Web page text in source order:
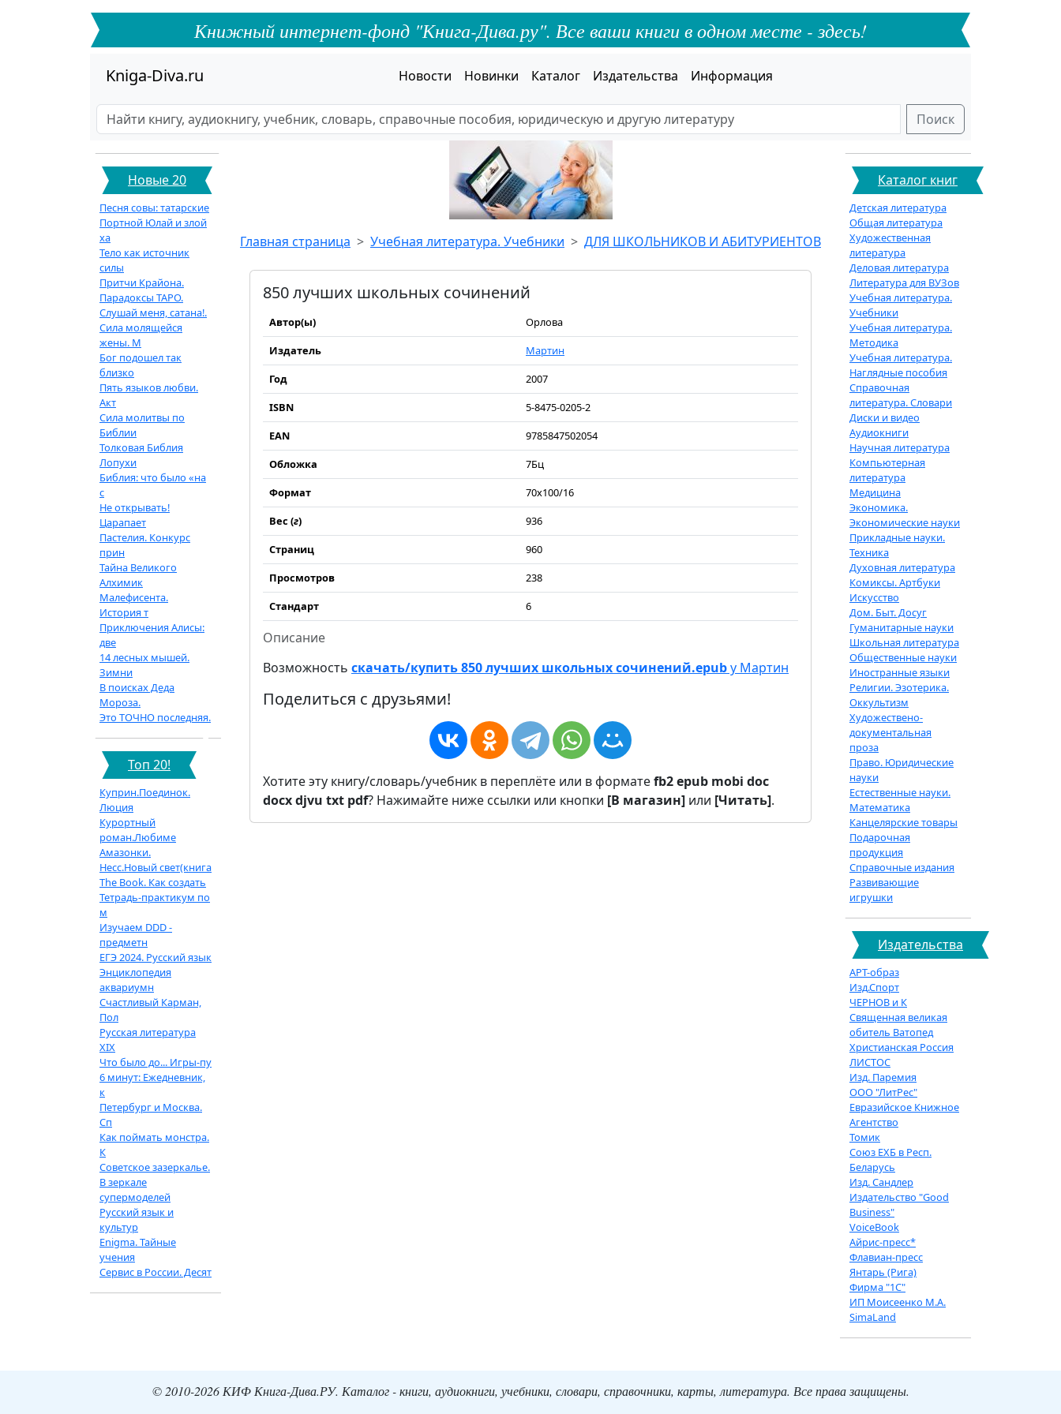
Книжный интернет-фонд "Книга-Дива.ру". Все ваши книги в одном месте - здесь!
Kniga-Diva.ru Новости Новинки Каталог Издательства Информация
Поиск
Новые 20
Песня совы: татарские
Портной Юлай и злой
ха
Тело как источник
силы
Притчи Крайона.
Парадоксы ТАРО.
Слушай меня, сатана!.
Сила молящейся
жены. М
Бог подошел так
близко
Пять языков любви.
Акт
Сила молитвы по
Библии
Толковая Библия
Лопухи
Библия: что было «на
с
Не открывать!
Царапает
Пастелия. Конкурс
прин
Тайна Великого
Алхимик
Малефисента.
История т
Приключения Алисы:
две
14 лесных мышей.
Зимни
В поисках Деда
Мороза.
Это ТОЧНО последняя.
Топ 20!
Куприн.Поединок.
Люция
Курортный
роман.Любиме
Амазонки.
Несс.Новый свет(книга
The Book. Как создать
Тетрадь-практикум по
м
Изучаем DDD -
предметн
ЕГЭ 2024. Русский язык
Энциклопедия
аквариумн
Счастливый Карман,
Пол
Русская литература
XIX
Что было до... Игры-пу
6 минут: Ежедневник,
к
Петербург и Москва.
Сп
Как поймать монстра.
К
Советское зазеркалье.
В зеркале
супермоделей
Русский язык и
культур
Enigma. Тайные
учения
Сервис в России. Десят
Главная страница Учебная литература. Учебники ДЛЯ ШКОЛЬНИКОВ И АБИТУРИЕНТОВ
850 лучших школьных сочинений
Автор(ы)
Орлова
Издатель
Мартин
Год
2007
ISBN
5-8475-0205-2
EAN
9785847502054
Обложка
7Бц
Формат
70х100/16
Вес (г)
936
Страниц
960
Просмотров
238
Стандарт
6
Описание
Возможность скачать/купить 850 лучших школьных сочинений.epubу Мартин
Поделиться с друзьями!
Хотите эту книгу/словарь/учебник в переплёте или в форматеfb2epub mobi doc
docxdjvu txt pdf? Нажимайте ниже ссылки или кнопки [В магазин] или [Читать].
Каталог книг
Детская литература
Общая литература
Художественная
литература
Деловая литература
Литература для ВУЗов
Учебная литература.
Учебники
Учебная литература.
Методика
Учебная литература.
Наглядные пособия
Справочная
литература. Словари
Диски и видео
Аудиокниги
Научная литература
Компьютерная
литература
Медицина
Экономика.
Экономические науки
Прикладные науки.
Техника
Духовная литература
Комиксы. Артбуки
Искусство
Дом. Быт. Досуг
Гуманитарные науки
Школьная литература
Общественные науки
Иностранные языки
Религии. Эзотерика.
Оккультизм
Художествено-
документальная
проза
Право. Юридические
науки
Естественные науки.
Математика
Канцелярские товары
Подарочная
продукция
Справочные издания
Развивающие
игрушки
Издательства
АРТ-образ
Изд.Спорт
ЧЕРНОВ и К
Священная великая
обитель Ватопед
Христианская Россия
ЛИСТОС
Изд. Паремия
ООО "ЛитРес"
Евразийское Книжное
Агентство
Томик
Союз ЕХБ в Респ.
Беларусь
Изд. Сандлер
Издательство "Good
Business"
VoiceBook
Айрис-пресс*
Флавиан-пресс
Янтарь (Рига)
Фирма "1С"
ИП Моисеенко М.А.
SimaLand
© 2010-2026 КИФ Книга-Дива.РУ. Каталог - книги, аудиокниги, учебники, словари, справочники, карты, литература. Все права защищены.